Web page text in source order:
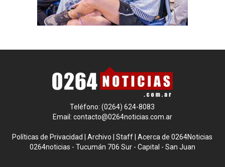
Teléfono: (0264) 624-8083
Email: contacto@0264noticias.com.ar
Políticas de Privacidad |Archivo |Staff |Acerca de 0264Noticias
0264noticias - Tucumán 706 Sur - Capital - San Juan